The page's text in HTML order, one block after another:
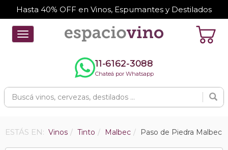
Hasta 40% OFF en Vinos, Espumantes y Destilados
Toggle
navigation
11-6162-3088
Chateá por Whatsapp
ESTÁS EN: Vinos Tinto Malbec Paso de Piedra Malbec